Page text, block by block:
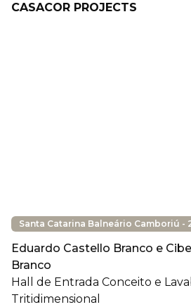
CASACOR PROJECTS
Santa Catarina Balneário Camboriú -
Eduardo Castello Branco e
Branco
Hall de Entrada Conceito e
Tritidimensional